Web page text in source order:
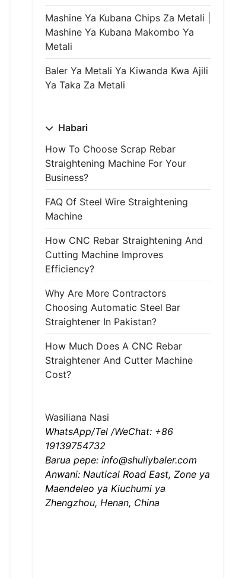
Mashine Ya Kubana Chips Za Metali |
Mashine Ya Kubana Makombo Ya
Metali
Baler Ya Metali Ya Kiwanda Kwa Ajili
Ya Taka Za Metali
Habari
How To Choose Scrap Rebar
Straightening Machine For Your
Business?
FAQ Of Steel Wire Straightening
Machine
How CNC Rebar Straightening And
Cutting Machine Improves
Efficiency?
Why Are More Contractors
Choosing Automatic Steel Bar
Straightener In Pakistan?
How Much Does A CNC Rebar
Straightener And Cutter Machine
Cost?
Wasiliana Nasi
WhatsApp/Tel /WeChat: +86
19139754732
Barua pepe: info@shuliybaler.com
Anwani: Nautical Road East, Zone ya
Maendeleo ya Kiuchumi ya
Zhengzhou, Henan, China